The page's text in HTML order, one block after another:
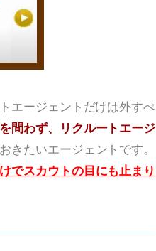
エージェントだけは外すべ
問わず、リクルートエージ
きたいエージェントです。
でスカウトの目にも止まり